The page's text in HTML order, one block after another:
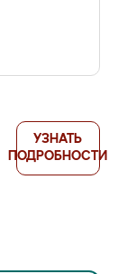
УЗНАТЬ
ПОДРОБНОСТИ